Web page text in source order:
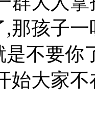
那孩子
是不要你
始大家